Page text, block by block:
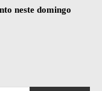
neste domingo